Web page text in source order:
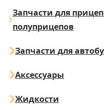
Запчасти для
полуприцепов
Запчасти для
Аксессуары
Жидкости